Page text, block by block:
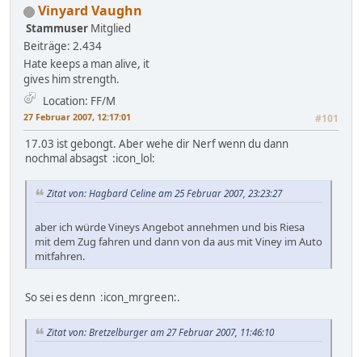
Vinyard Vaughn
Stammuser Mitglied
Beiträge: 2.434
Hate keeps a man alive, it
gives him strength.
Location: FF/M
27 Februar 2007, 12:17:01 #101
17.03 ist gebongt. Aber wehe dir Nerf wenn du dann
nochmal absagst :icon_lol:
Zitat von: Hagbard Celine am 25 Februar 2007, 23:23:27
aber ich würde Vineys Angebot annehmen und bis Riesa
mit dem Zug fahren und dann von da aus mit Viney im Auto
mitfahren.
So sei es denn :icon_mrgreen:.
Zitat von: Bretzelburger am 27 Februar 2007, 11:46:10